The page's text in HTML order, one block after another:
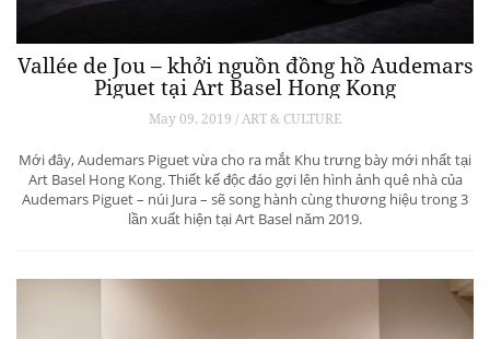
Vallée de Jou – khởi nguồn đồng hồ Audemars
Piguet tại Art Basel Hong Kong
May 09, 2019 / ART & CULTURE
Mới đây, Audemars Piguet vừa cho ra mắt Khu trưng bày mới nhất tại
Art Basel Hong Kong. Thiết kế độc đáo gợi lên hình ảnh quê nhà của
Audemars Piguet – núi Jura – sẽ song hành cùng thương hiệu trong 3
lần xuất hiện tại Art Basel năm 2019.